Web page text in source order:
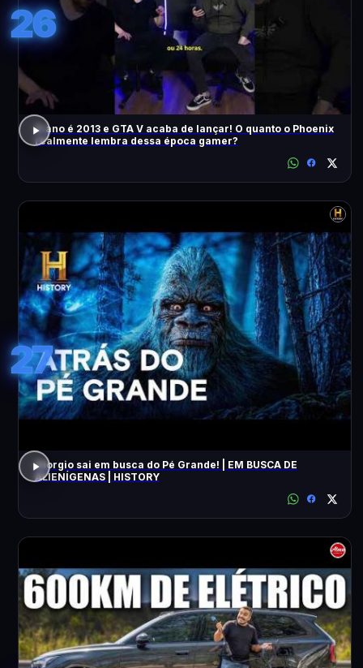
26
O ano é 2013 e GTA V acaba de lançar! O quanto o Phoenix
realmente lembra dessa época gamer?
27
Giorgio sai em busca do Pé Grande! | EM BUSCA DE
ALIENÍGENAS | HISTORY